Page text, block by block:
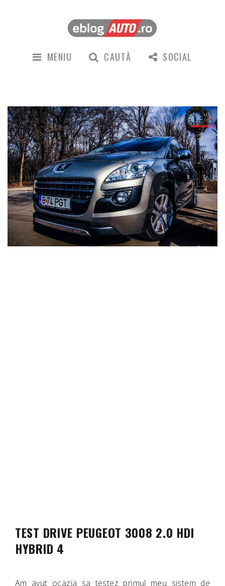
MENIU CAUTĂ SOCIAL
TEST DRIVE PEUGEOT 3008 2.0 HDI
HYBRID 4
Am avut ocazia sa testez primul meu sistem de